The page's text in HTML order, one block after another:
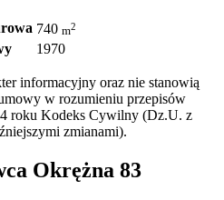
740 m2
1970
informacyjny oraz nie stanowią
w rozumieniu przepisów
roku Kodeks Cywilny (Dz.U. z
zmianami).
Okrężna 83